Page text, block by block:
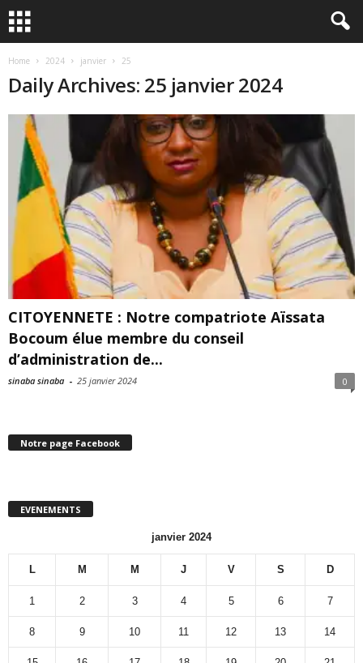
Home 2024 janvier 25
Daily Archives: 25 janvier 2024
CITOYENNETE : Notre compatriote Aïssata
Bocoum élue membre du conseil
d’administration de...
sinaba sinaba - 25 janvier 2024 0
Notre page Facebook
EVENEMENTS
janvier 2024
L M M J V S D
1 2 3 4 5 6 7
8 9 10 11 12 13 14